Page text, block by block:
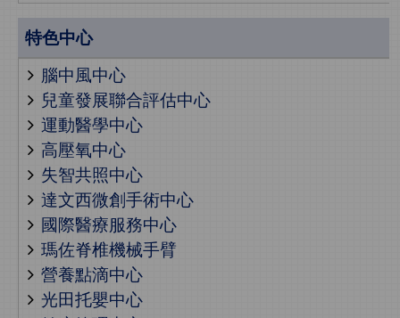
特色中心
腦中風中心
兒童發展聯合評估中心
運動醫學中心
高壓氧中心
失智共照中心
達文西微創手術中心
國際醫療服務中心
瑪佐脊椎機械手臂
營養點滴中心
光田托嬰中心